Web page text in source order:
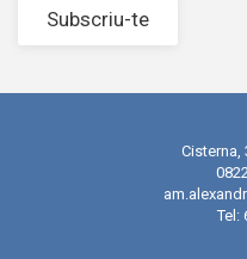
Subscriu-te
Cisterna,
Tel: